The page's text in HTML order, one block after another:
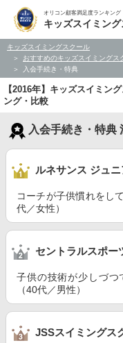
オリコン顧客満足度ランキング
キッズスイミング
キッズスイミングスクール
おすすめのキッズスイミングス
入会手続き・特典
【2016年】キッズスイミン
ング・比較
入会手続き・特典
ルネサンス ジュ
コーチが子供慣れをし
代／女性）
セントラルスポー
子供の技術が少しづつ
（40代／男性）
JSSスイミングス